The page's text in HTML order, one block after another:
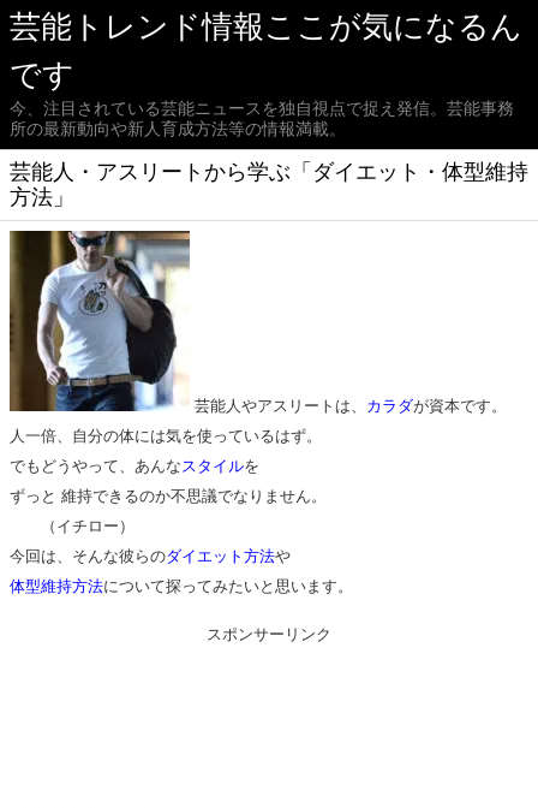
芸能トレンド情報ここが気になるん
です
今、注目されている芸能ニュースを独自視点で捉え発信。芸能事務
所の最新動向や新人育成方法等の情報満載。
芸能人・アスリートから学ぶ「ダイエット・体型維持
方法」
芸能人やアスリートは、 カラダが資本です。
人一倍、自分の体には気を使っているはず。
でもどうやって、あんなスタイルを
ずっと 維持できるのか不思議でなりません。
（イチロー）
今回は、そんな彼らのダイエット方法や
体型維持方法について探ってみたいと思います。
スポンサーリンク